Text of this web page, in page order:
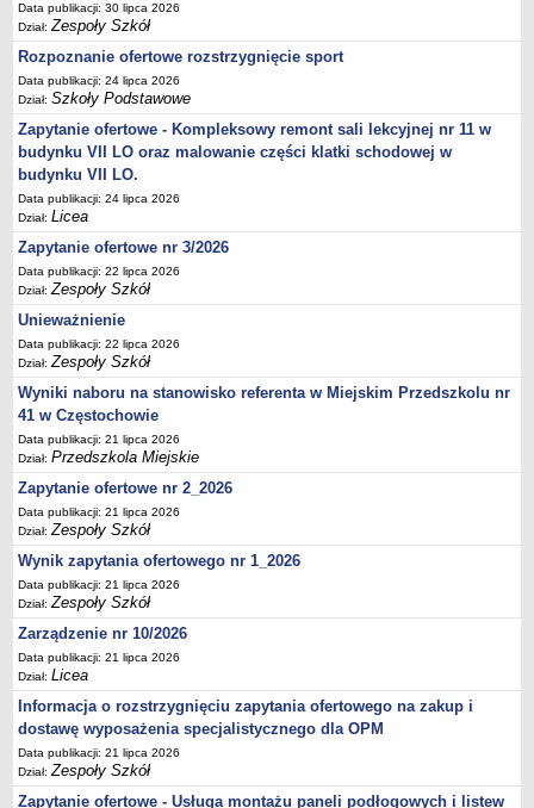
Zarządzenia
Rejestry, ewidencje, archiwa
Kontrole
PONOWNE WYKORZYSTYWANIE
Sprawozdania
Deklaracja dostępności
DEKLARACJA DOSTĘPNOŚCI
PONOWNE WYKORZYSTYWANIE
UDOSTĘPNIANIE INFORMACJI PUBLICZNEJ
OCHRONA DANYCH OSOBOWYCH
Data publikacji: 30 lipca 2026
Dział:Zespoły Szkół
Rozpoznanie ofertowe rozstrzygnięcie sport
Data publikacji: 24 lipca 2026
Dział:Szkoły Podstawowe
Zapytanie ofertowe - Kompleksowy remont sali lekcyjnej nr 11 w
budynku VII LO oraz malowanie części klatki schodowej w
budynku VII LO.
Data publikacji: 24 lipca 2026
Dział:Licea
Zapytanie ofertowe nr 3/2026
Data publikacji: 22 lipca 2026
Dział:Zespoły Szkół
Unieważnienie
Data publikacji: 22 lipca 2026
Dział:Zespoły Szkół
Wyniki naboru na stanowisko referenta w Miejskim Przedszkolu nr
41 w Częstochowie
Data publikacji: 21 lipca 2026
Dział:Przedszkola Miejskie
Zapytanie ofertowe nr 2_2026
Data publikacji: 21 lipca 2026
Dział:Zespoły Szkół
Wynik zapytania ofertowego nr 1_2026
Data publikacji: 21 lipca 2026
Dział:Zespoły Szkół
Zarządzenie nr 10/2026
Data publikacji: 21 lipca 2026
Dział:Licea
Informacja o rozstrzygnięciu zapytania ofertowego na zakup i
dostawę wyposażenia specjalistycznego dla OPM
Data publikacji: 21 lipca 2026
Dział:Zespoły Szkół
Zapytanie ofertowe - Usługa montażu paneli podłogowych i listew